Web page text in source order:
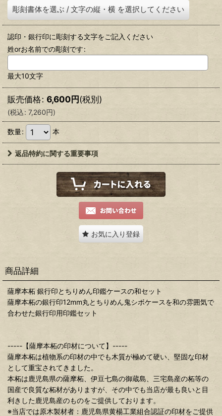
彫刻書体を選ぶ / 文字の縦・横 を選択してください
認印・銀行印に彫刻する文字をご記入ください
姓orお名前での彫刻です:
最大10文字
販売価格: 6,600円(税別)
(税込: 7,260円)
数量: 本
返品特約に関する重要事項
お気に入り登録
商品詳細
薩摩本柘 銀行印とちりめん印鑑ケースの和セット
薩摩本柘の銀行印12mm丸とちりめん鬼シボケースを和の雰囲気で
合わせた銀行印用印鑑セット
-----【薩摩本柘の印材について】-----
薩摩本柘は植物系の印材の中でも木質が極めて硬い、堅固な印材
として重宝されてきました。
本柘は鹿児島県の薩摩柘、伊豆七島の御蔵島、三宅島産の柘等の
国産で良質な柘材がありますが、その中でも当店が最も良いと目
利きした鹿児島産のものをご提供しております。
※当店では原木製材者：鹿児島県黄楊工業組合認証の印材をご提供